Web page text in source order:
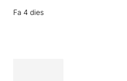
Fa 4 dies